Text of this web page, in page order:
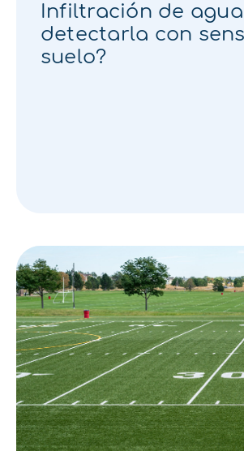
Infiltración de
detectarla con
suelo?